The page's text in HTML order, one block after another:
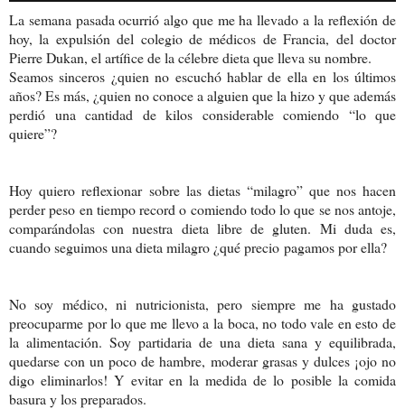
La semana pasada ocurrió algo que me ha llevado a la reflexión de
hoy, la expulsión del colegio de médicos de Francia, del doctor
Pierre Dukan, el artífice de la célebre dieta que lleva su nombre.
Seamos sinceros ¿quien no escuchó hablar de ella en los últimos
años? Es más, ¿quien no conoce a alguien que la hizo y que además
perdió una cantidad de kilos considerable comiendo “lo que
quiere”?
Hoy quiero reflexionar sobre las dietas “milagro” que nos hacen
perder peso en tiempo record o comiendo todo lo que se nos antoje,
comparándolas con nuestra dieta libre de gluten. Mi duda es,
cuando seguimos una dieta milagro ¿qué precio pagamos por ella?
No soy médico, ni nutricionista, pero siempre me ha gustado
preocuparme por lo que me llevo a la boca, no todo vale en esto de
la alimentación. Soy partidaria de una dieta sana y equilibrada,
quedarse con un poco de hambre, moderar grasas y dulces ¡ojo no
digo eliminarlos! Y evitar en la medida de lo posible la comida
basura y los preparados.